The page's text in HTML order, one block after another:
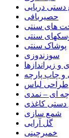
دستی دریایی
حصیربافی
های سنتی
سنتی
پوشاک سنتی
سوزندوزی
و زیراندازها
چاپ پارچه
طراحی لباس
ای – نمدی
دستی کاغذی
شمع سازی
گل آرایی
خمیرچینی